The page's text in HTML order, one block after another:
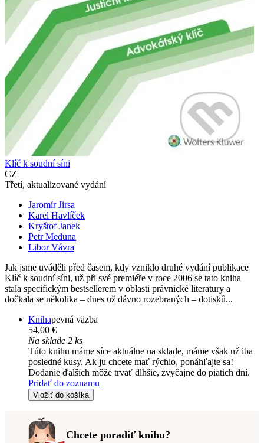
Klíč k soudní síni
CZ
Třetí, aktualizované vydání
Jaromír Jirsa
Karel Havlíček
Kryštof Janek
Petr Meduna
Libor Vávra
Jak jsme uváděli před časem, kdy vzniklo druhé vydání publikace
Klíč k soudní síni, už při své premiéře v roce 2006 se tato kniha
stala specifickým bestsellerem v oblasti právnické literatury a
dočkala se několika – dnes už dávno rozebraných – dotisků...
Knihapevná väzba
54,00 €
Na sklade 2 ks
Túto knihu máme síce aktuálne na sklade, máme však už iba
posledné kusy. Ak ju chcete mať rýchlo, ponáhľajte sa!
Dodanie ďalších môže trvať dlhšie, zvyčajne do piatich dní.
Pridať do zoznamu
Vložiť do košíka
Chcete poradiť knihu?